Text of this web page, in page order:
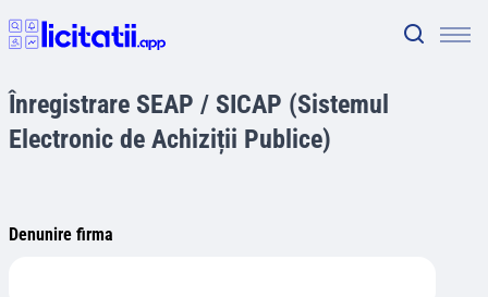
Înregistrare SEAP / SICAP (Sistemul
Electronic de Achiziții Publice)
Denunire firma